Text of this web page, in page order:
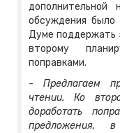
дополнительной
обсуждения было
Думе поддержать
второму
поправками.
- Предлагаем
чтении. Ко
доработать
предложения,